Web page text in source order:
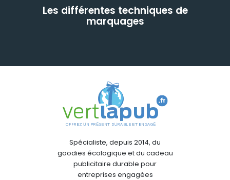
Les différentes techniques de
marquages
Spécialiste, depuis 2014, du
goodies écologique et du cadeau
publicitaire durable pour
entreprises engagées